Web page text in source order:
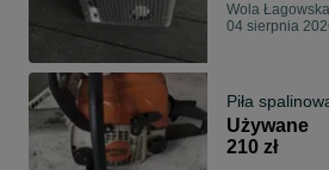
Wola Łagowska
04 sierpnia
Piła
Używane
210 zł